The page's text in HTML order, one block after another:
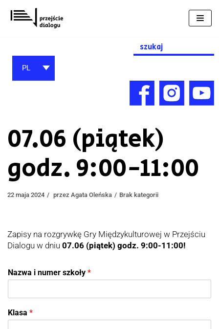
Przejdź
do
Search
for:
PL
07.06 (piątek)
godz. 9:00-11:00
22 maja 2024 przez Agata Oleńska Brak kategorii
Zapisy na rozgrywkę Gry Międzykulturowej w Przejściu
Dialogu w dniu 07.06 (piątek) godz. 9:00-11:00!
Nazwa i numer szkoły *
Klasa *